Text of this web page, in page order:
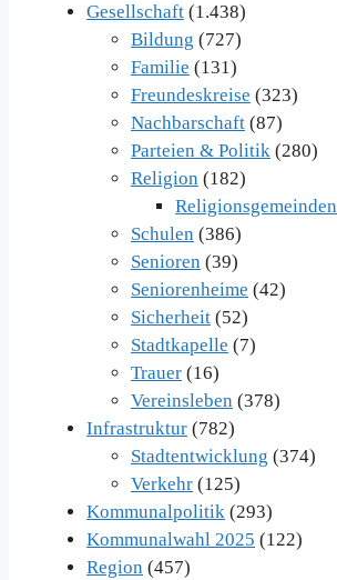
Gesellschaft (1.438)
Bildung (727)
Familie (131)
Freundeskreise (323)
Nachbarschaft (87)
Parteien & Politik (280)
Religion (182)
Religionsgemeinden
Schulen (386)
Senioren (39)
Seniorenheime (42)
Sicherheit (52)
Stadtkapelle (7)
Trauer (16)
Vereinsleben (378)
Infrastruktur (782)
Stadtentwicklung (374)
Verkehr (125)
Kommunalpolitik (293)
Kommunalwahl 2025 (122)
Region (457)